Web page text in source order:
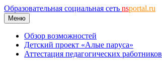
Образовательная социальная сеть nsportal.ru
Меню
Обзор возможностей
Детский проект «Алые паруса»
Аттестация педагогических работников